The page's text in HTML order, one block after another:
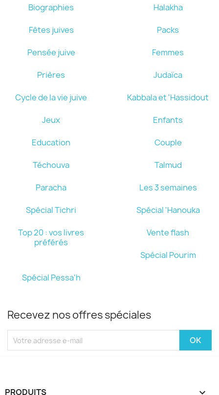
Biographies Halakha
Fêtes juives Packs
Pensée juive Femmes
Prières Judaïca
Cycle de la vie juive Kabbala et 'Hassidout
Jeux Enfants
Education Couple
Téchouva Talmud
Paracha Les 3 semaines
Spécial Tichri Spécial 'Hanouka
Top 20 : vos livres
préférés
Vente flash
Spécial Pourim
Spécial Pessa'h
Recevez nos offres spéciales
PRODUITS 